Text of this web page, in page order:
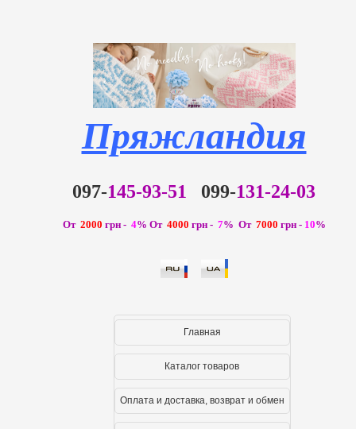
Пряжландия
097-145-93-51 099-131-24-03
От 2000 грн - 4% От 4000 грн - 7% От 7000 грн - 10%
Главная
Каталог товаров
Оплата и доставка, возврат и обмен